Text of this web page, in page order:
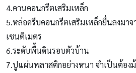
4.คานคอนกรีตเสริมเหล็ก
5.หล่อครีบคอนกรีตเสริมเหล็กยื่นลงมา
เซนติเมตร
6.ระดับพื้นดินรอบตัวบ้าน
7.ปูแผ่นพลาสติกอย่างหนา จำเป็นต้อง